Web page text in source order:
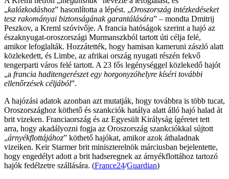
„kalózkodáshoz” hasonlította a lépést. „Oroszország intézkedéseket
tesz rakományai biztonságának garantálására” – mondta Dmitrij
Peszkov, a Kreml szóvivője. A francia hatóságok szerint a hajó az
északnyugat-oroszországi Murmanszkból tartott úti célja felé,
amikor lefoglalták. Hozzátették, hogy hamisan kameruni zászló alatt
közlekedett, és Limbe, az afrikai ország nyugati részén fekvő
tengerparti város felé tartott. A 23 fős legénységgel közlekedő hajót
„a francia haditengerészet egy horgonyzóhelyre kíséri további
ellenőrzések céljából”.
A hajózási adatok azonban azt mutatják, hogy továbbra is több tucat,
Oroszországhoz köthető és szankciók hatálya alatt álló hajó halad át
brit vizeken. Franciaország és az Egyesült Királyság ígéretet tett
arra, hogy akadályozni fogja az Oroszország szankciókkal sújtott
„árnyékflottájához” köthető hajókat, amikor azok áthaladnak
vizeiken. Keir Starmer brit miniszterelnök márciusban bejelentette,
hogy engedélyt adott a brit hadseregnek az árnyékflottához tartozó
hajók fedélzetre szállására. (France24/Guardian)